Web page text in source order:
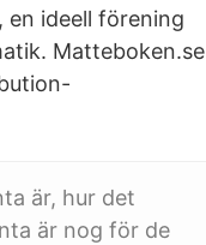
ideell förening
Matteboken.se
är, hur det
är nog för de